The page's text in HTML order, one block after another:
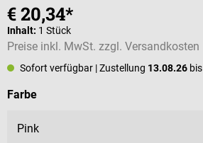
€ 20,34*
Inhalt: 1 Stück
Preise inkl. MwSt. zzgl. Versandkosten
Sofort verfügbar | Zustellung 13.08.26 bis
Farbeauswählen